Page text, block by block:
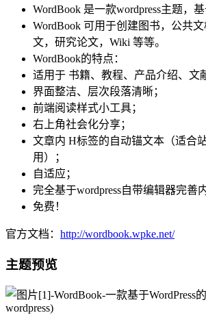
WordBook 是一款wordpress主题，基
WordBook 可用于创建图书，公共
文，研究论文，Wiki 等等。
WordBook的特点：
适用于 书籍、教程、产品介绍、文
界面整洁、层次段落清晰；
前端阅读样式小工具；
右上角社会化分享；
文章内 H标签的自动锚文本（适合
用）；
自适应；
完全基于wordpress自带编辑器完善
免费！
官方文档： http://wordbook.wpke.net/
主题预览